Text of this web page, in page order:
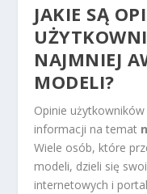
JAKIE SĄ
NAJMNIEJ
MODELI?
Opinie
informacji na temat
Wiele osób, które
modeli, dzieli się
internetowych i